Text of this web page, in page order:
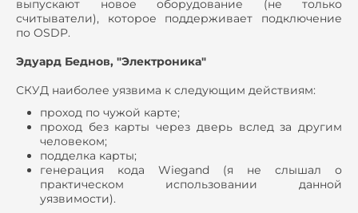
выпускают новое оборудование (не только
считыватели), которое поддерживает подключение
по OSDP.
Эдуард Беднов, "Электроника"
СКУД наиболее уязвима к следующим действиям:
проход по чужой карте;
проход без карты через дверь вслед за другим
человеком;
подделка карты;
генерация кода Wiegand (я не слышал о
практическом использовании данной
уязвимости).